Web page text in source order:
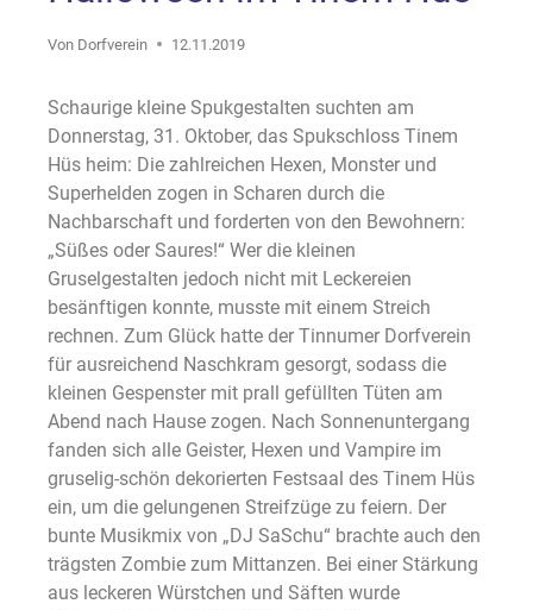
Von Dorfverein 12.11.2019
Schaurige kleine Spukgestalten suchten am
Donnerstag, 31. Oktober, das Spukschloss Tinem
Hüs heim: Die zahlreichen Hexen, Monster und
Superhelden zogen in Scharen durch die
Nachbarschaft und forderten von den Bewohnern:
„Süßes oder Saures!“ Wer die kleinen
Gruselgestalten jedoch nicht mit Leckereien
besänftigen konnte, musste mit einem Streich
rechnen. Zum Glück hatte der Tinnumer Dorfverein
für ausreichend Naschkram gesorgt, sodass die
kleinen Gespenster mit prall gefüllten Tüten am
Abend nach Hause zogen. Nach Sonnenuntergang
fanden sich alle Geister, Hexen und Vampire im
gruselig-schön dekorierten Festsaal des Tinem Hüs
ein, um die gelungenen Streifzüge zu feiern. Der
bunte Musikmix von „DJ SaSchu“ brachte auch den
trägsten Zombie zum Mittanzen. Bei einer Stärkung
aus leckeren Würstchen und Säften wurde